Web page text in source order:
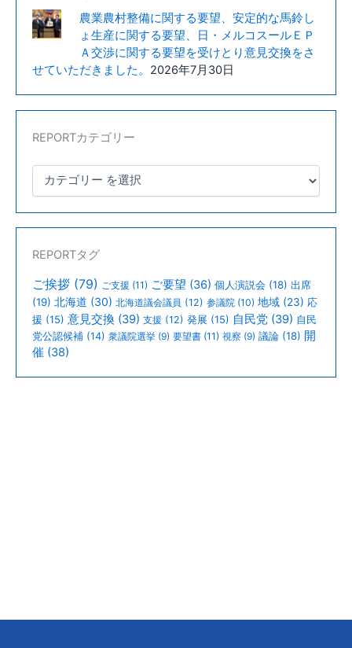
農業農村整備に関する要望、安定的な馬鈴し
ょ生産に関する要望、日・メルコスールＥＰ
Ａ交渉に関する要望を受けとり意見交換をさ
せていただきました。 2026年7月30日
REPORTカテゴリー
REPORTタグ
ご挨拶 (79) ご支援 (11) ご要望 (36) 個人演説会 (18) 出席
(19) 北海道 (30) 北海道議会議員 (12) 参議院 (10) 地域 (23) 応
援 (15) 意見交換 (39) 支援 (12) 発展 (15) 自民党 (39) 自民
党公認候補 (14) 衆議院選挙 (9) 要望書 (11) 視察 (9) 議論 (18) 開
催 (38)